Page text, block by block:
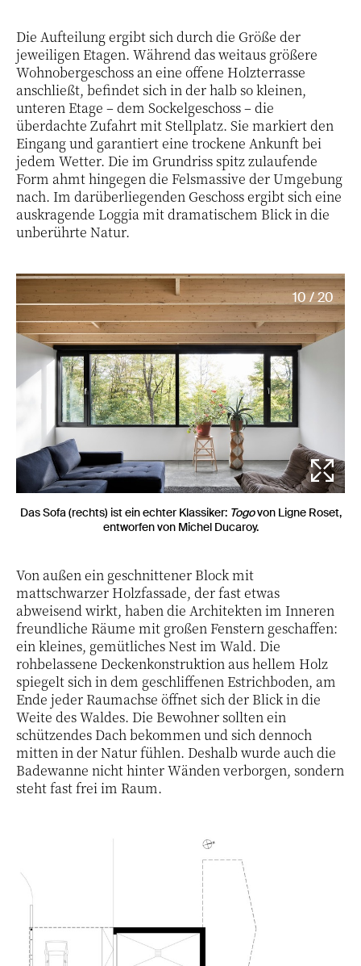
Die Aufteilung ergibt sich durch die Größe der
jeweiligen Etagen. Während das weitaus größere
Wohnobergeschoss an eine offene Holzterrasse
anschließt, befindet sich in der halb so kleinen,
unteren Etage – dem Sockelgeschoss – die
überdachte Zufahrt mit Stellplatz. Sie markiert den
Eingang und garantiert eine trockene Ankunft bei
jedem Wetter. Die im Grundriss spitz zulaufende
Form ahmt hingegen die Felsmassive der Umgebung
nach. Im darüberliegenden Geschoss ergibt sich eine
auskragende Loggia mit dramatischem Blick in die
unberührte Natur.
10 / 20
Das Sofa (rechts) ist ein echter Klassiker: Togovon Ligne Roset,
entworfen von Michel Ducaroy.
Von außen ein geschnittener Block mit
mattschwarzer Holzfassade, der fast etwas
abweisend wirkt, haben die Architekten im Inneren
freundliche Räume mit großen Fenstern geschaffen:
ein kleines, gemütliches Nest im Wald. Die
rohbelassene Deckenkonstruktion aus hellem Holz
spiegelt sich in dem geschliffenen Estrichboden, am
Ende jeder Raumachse öffnet sich der Blick in die
Weite des Waldes. Die Bewohner sollten ein
schützendes Dach bekommen und sich dennoch
mitten in der Natur fühlen. Deshalb wurde auch die
Badewanne nicht hinter Wänden verborgen, sondern
steht fast frei im Raum.